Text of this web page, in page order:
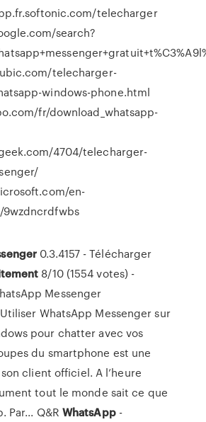
telecharger
search?
telecharger-
windows-phone.html
fr/download_whatsapp-
4704/telecharger-
en-
0.3.4157 - Télécharger
8/10 (1554 votes) -
Messenger
WhatsApp Messenger sur
pour chatter avec vos
du smartphone est une
client officiel. A l’heure
tout le monde sait ce que
Par... Q&R WhatsApp-